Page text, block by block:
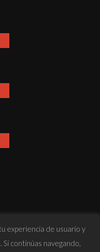
experiencia de usuario y
continúas navegando,